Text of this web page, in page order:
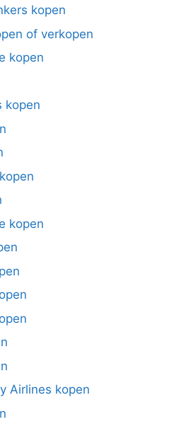
kopen
of verkopen
kopen
kopen
kopen
Airlines kopen